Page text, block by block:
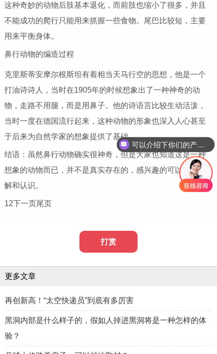
这种奇妙的动物后肢基本退化，而前肢也缩小了很多，并且
不能成功的爬行只能用来抓握一些食物。尾巴比较短，主要
用来平衡身体。
鼻行动物的编造过程
克里斯蒂安摩尔根斯坦有着相当天马行空的思想，他是一个
打油诗诗人，当时在1905年的时候想象出了一种神奇的动
物，走路不用腿，而是用鼻子。他的诗语言比较生动活泼，
当时一度在德国流行起来，这种动物的形象也深入人心甚至
于后来为自然学家的想象提供了基础。
结语：虽然鼻行动物确实很神奇，但是大家也知道这是一种
想象的动物而已，并不是真实存在的，感兴趣的可以多去了
解和认识。
12下一页尾页
打赏
更多文章
再创新高！“太空快递员”到底有多厉害
黑洞内部是什么样子的，假如人掉进黑洞将是一种怎样的体
验？
可以介绍下你们的产品么